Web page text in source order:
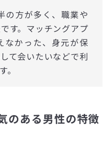
の方が多く、職業や
す。マッチングアプ
なかった、身元が保
て会いたいなどで利
。
のある男性の特徴